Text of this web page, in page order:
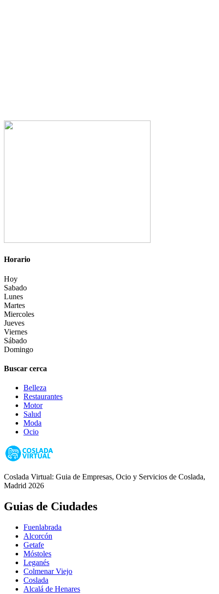
Horario
Hoy
Sabado
Lunes
Martes
Miercoles
Jueves
Viernes
Sábado
Domingo
Buscar cerca
Belleza
Restaurantes
Motor
Salud
Moda
Ocio
Coslada Virtual: Guia de Empresas, Ocio y Servicios de Coslada,
Madrid 2026
Guias de Ciudades
Fuenlabrada
Alcorcón
Getafe
Móstoles
Leganés
Colmenar Viejo
Coslada
Alcalá de Henares